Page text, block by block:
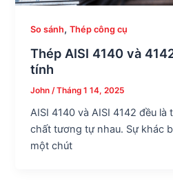
So sánh,Thép công cụ
Thép AISI 4140 và
tính
John /Tháng 1 14, 2025
AISI 4140 và AISI 4142 đều
chất tương tự nhau. Sự khác
một chút